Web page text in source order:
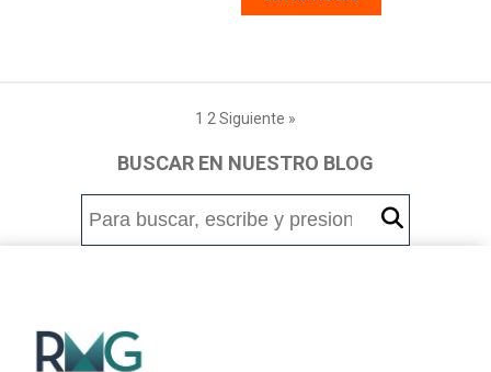
1 2Siguiente »
BUSCAR EN NUESTRO BLOG